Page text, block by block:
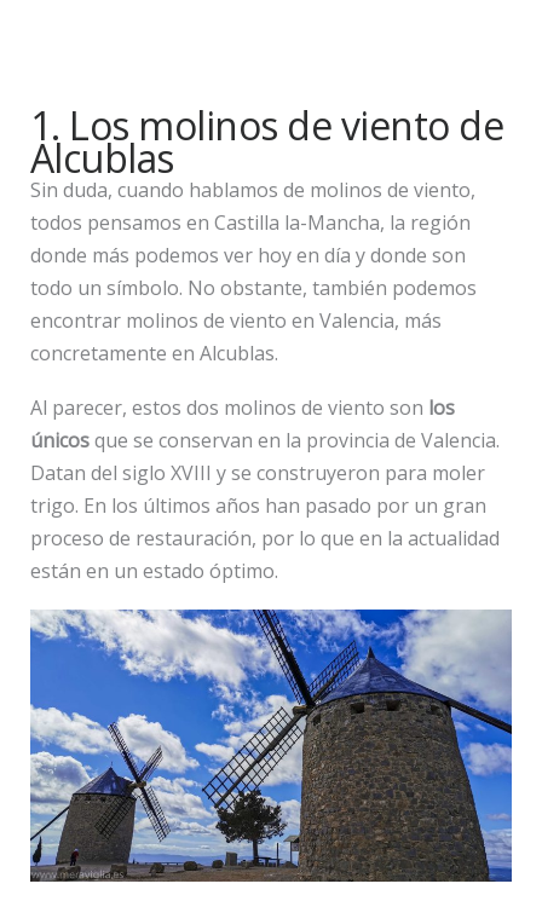
1. Los molinos de viento de
Alcublas
Sin duda, cuando hablamos de molinos de viento,
todos pensamos en Castilla la-Mancha, la región
donde más podemos ver hoy en día y donde son
todo un símbolo. No obstante, también podemos
encontrar molinos de viento en Valencia, más
concretamente en Alcublas.
Al parecer, estos dos molinos de viento son los
únicosque se conservan en la provincia de Valencia.
Datan del siglo XVIII y se construyeron para moler
trigo. En los últimos años han pasado por un gran
proceso de restauración, por lo que en la actualidad
están en un estado óptimo.